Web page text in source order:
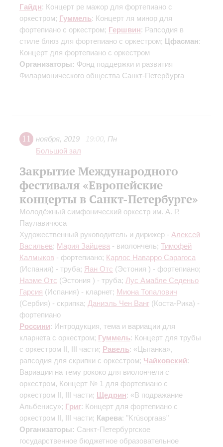
Гайдн: Концерт ре мажор для фортепиано с
оркестром; Гуммель: Концерт ля минор для
фортепиано с оркестром; Гершвин: Рапсодия в
стиле блюз для фортепиано с оркестром; Цфасман:
Концерт для фортепиано с оркестром
Организаторы: Фонд поддержки и развития
Филармонического общества Санкт-Петербурга
11 ноября, 2019 19:00, Пн
Большой зал
Закрытие Международного
фестиваля «Европейские
концерты в Санкт-Петербурге»
Молодёжный симфонический оркестр им. А. Р.
Паулавичюса
Художественный руководитель и дирижер - Алексей
Васильев; Мария Зайцева - виолончель; Тимофей
Калмыков - фортепиано; Карлос Наварро Сарагоса
(Испания) - труба; Яан Отс (Эстония ) - фортепиано;
Наэме Отс (Эстония ) - труба; Лус Амабле Седеньо
Гарсия (Испания) - кларнет; Миона Топалович
(Сербия) - скрипка; Даниэль Чен Ванг (Коста-Рика) -
фортепиано
Россини: Интродукция, тема и вариации для
кларнета с оркестром; Гуммель: Концерт для трубы
с оркестром II, III части; Равель: «Цыганка»,
рапсодия для скрипки с оркестром; Чайковский:
Вариации на тему рококо для виолончели с
оркестром, Концерт № 1 для фортепиано с
оркестром II, III части; Щедрин: «В подражание
Альбенису»; Григ: Концерт для фортепиано с
оркестром II, III части; Карева: "Krüsopraas"
Организаторы: Санкт-Петербургское
государственное бюджетное образовательное